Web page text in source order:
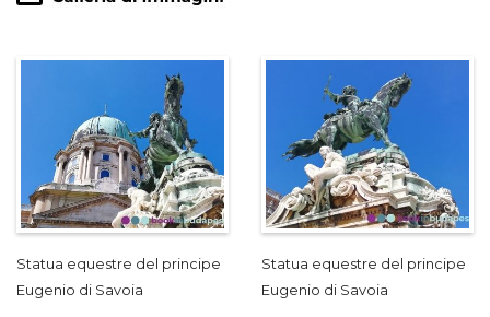
Statua equestre del principe
Eugenio di Savoia
Statua equestre del principe
Eugenio di Savoia